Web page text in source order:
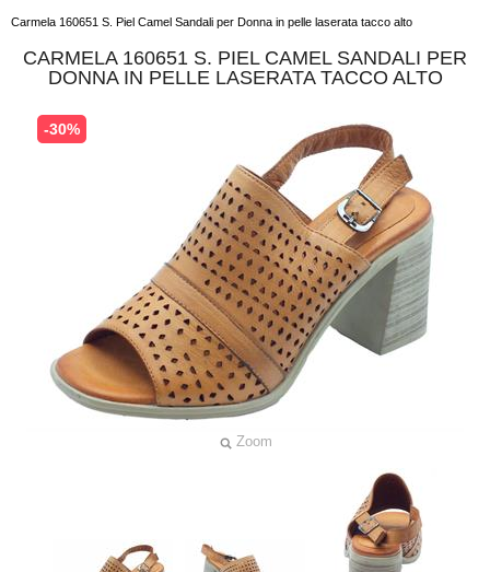
Carmela 160651 S. Piel Camel Sandali per Donna in pelle laserata tacco alto
CARMELA 160651 S. PIEL CAMEL SANDALI PER
DONNA IN PELLE LASERATA TACCO ALTO
Zoom
-30%